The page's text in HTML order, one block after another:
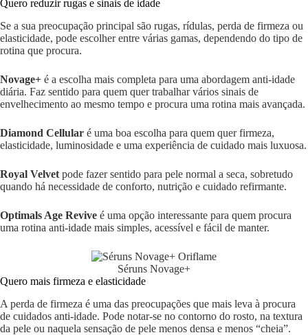
Quero reduzir rugas e sinais de idade
Se a sua preocupação principal são rugas, rídulas, perda de firmeza ou
elasticidade, pode escolher entre várias gamas, dependendo do tipo de
rotina que procura.
Novage+ é a escolha mais completa para uma abordagem anti-idade
diária. Faz sentido para quem quer trabalhar vários sinais de
envelhecimento ao mesmo tempo e procura uma rotina mais avançada.
Diamond Cellular é uma boa escolha para quem quer firmeza,
elasticidade, luminosidade e uma experiência de cuidado mais luxuosa.
Royal Velvet pode fazer sentido para pele normal a seca, sobretudo
quando há necessidade de conforto, nutrição e cuidado refirmante.
Optimals Age Revive é uma opção interessante para quem procura
uma rotina anti-idade mais simples, acessível e fácil de manter.
Séruns Novage+
Quero mais firmeza e elasticidade
A perda de firmeza é uma das preocupações que mais leva à procura
de cuidados anti-idade. Pode notar-se no contorno do rosto, na textura
da pele ou naquela sensação de pele menos densa e menos “cheia”.